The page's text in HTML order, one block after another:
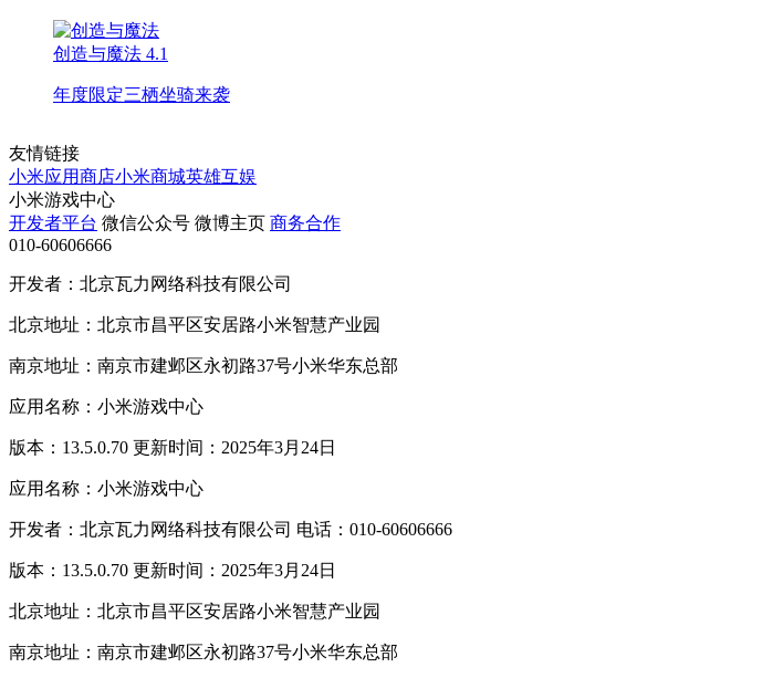
创造与魔法 4.1
年度限定三栖坐骑来袭
友情链接
小米应用商店小米商城英雄互娱
小米游戏中心
开发者平台 微信公众号 微博主页 商务合作
010-60606666
开发者：北京瓦力网络科技有限公司
北京地址：北京市昌平区安居路小米智慧产业园
南京地址：南京市建邺区永初路37号小米华东总部
应用名称：小米游戏中心
版本：13.5.0.70 更新时间：2025年3月24日
应用名称：小米游戏中心
开发者：北京瓦力网络科技有限公司 电话：010-60606666
版本：13.5.0.70 更新时间：2025年3月24日
北京地址：北京市昌平区安居路小米智慧产业园
南京地址：南京市建邺区永初路37号小米华东总部